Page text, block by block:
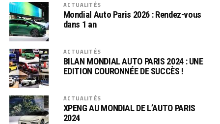
ACTUALITÉS
Mondial Auto Paris 2026 : Rendez-vous
dans 1 an
ACTUALITÉS
BILAN MONDIAL AUTO PARIS 2024 : UNE
EDITION COURONNÉE DE SUCCÈS !
ACTUALITÉS
XPENG AU MONDIAL DE L’AUTO PARIS
2024